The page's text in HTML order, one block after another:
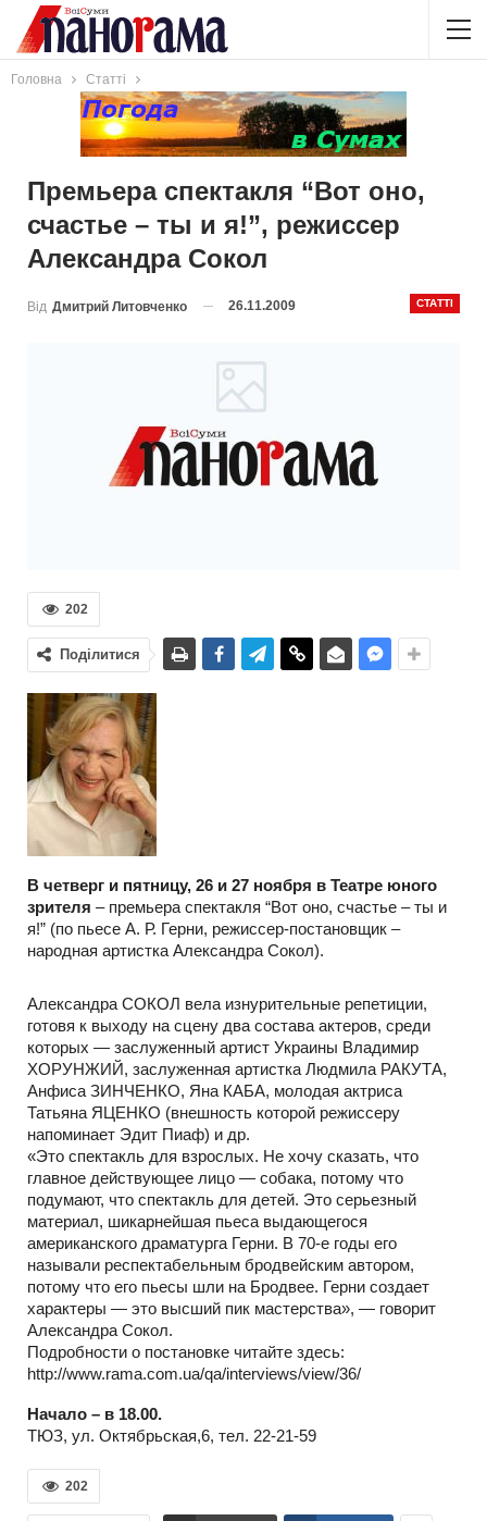
Головна Статті
Премьера спектакля “Вот оно,
счастье – ты и я!”, режиссер
Александра Сокол
СТАТТІ
Від Дмитрий Литовченко 26.11.2009
202
Поділитися
В четверг и пятницу, 26 и 27 ноября в Театре юного
зрителя – премьера спектакля “Вот оно, счастье – ты и
я!” (по пьесе А. Р. Герни, режиссер-постановщик –
народная артистка Александра Сокол).
Александра СОКОЛ вела изнурительные репетиции,
готовя к выходу на сцену два состава актеров, среди
которых — заслуженный артист Украины Владимир
ХОРУНЖИЙ, заслуженная артистка Людмила РАКУТА,
Анфиса ЗИНЧЕНКО, Яна КАБА, молодая актриса
Татьяна ЯЦЕНКО (внешность которой режиссеру
напоминает Эдит Пиаф) и др.
«Это спектакль для взрослых. Не хочу сказать, что
главное действующее лицо — собака, потому что
подумают, что спектакль для детей. Это серьезный
материал, шикарнейшая пьеса выдающегося
американского драматурга Герни. В 70-е годы его
называли респектабельным бродвейским автором,
потому что его пьесы шли на Бродвее. Герни создает
характеры — это высший пик мастерства», — говорит
Александра Сокол.
Подробности о постановке читайте здесь:
http://www.rama.com.ua/qa/interviews/view/36/
Начало – в 18.00.
ТЮЗ, ул. Октябрьская,6, тел. 22-21-59
202